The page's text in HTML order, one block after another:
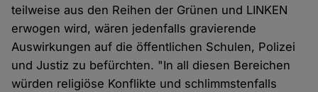
teilweise aus den Reihen der Grünen und LINKEN
erwogen wird, wären jedenfalls gravierende
Auswirkungen auf die öffentlichen Schulen, Polizei
und Justiz zu befürchten. "In all diesen Bereichen
würden religiöse Konflikte und schlimmstenfalls